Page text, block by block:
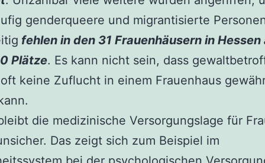
genderqueere und migrantisierte
fehlen in den 31 Frauenhäusern in
Plätze. Es kann nicht sein, dass
oft keine Zuflucht in einem Frauenhaus
die medizinische Versorgungslage für
Das zeigt sich zum Beispiel im